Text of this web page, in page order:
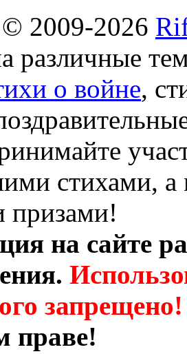
2009-2026
различные
о войне,
стихами, а
на сайте
запрещено!
праве!